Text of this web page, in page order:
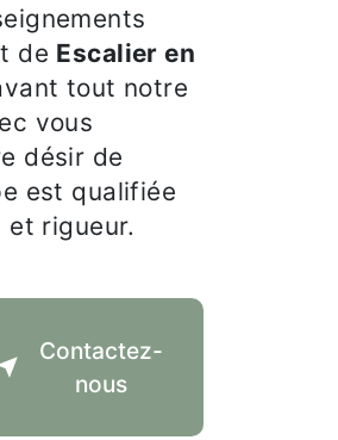
de Escalier en
tout notre
vous
désir de
est qualifiée
rigueur.
Contactez-
nous